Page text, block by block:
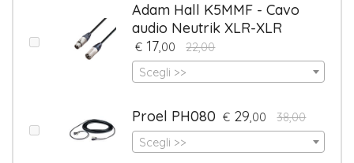
Adam Hall K5MMF - Cavo
audio Neutrik XLR-XLR
€ 17,00
22,00
Scegli >>
Proel PH080 € 29,00
38,00
Scegli >>